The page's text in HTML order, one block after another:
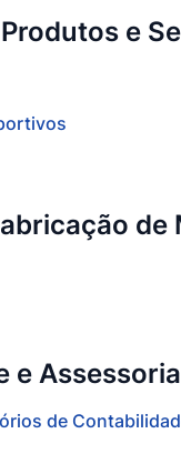
e
de
e
de